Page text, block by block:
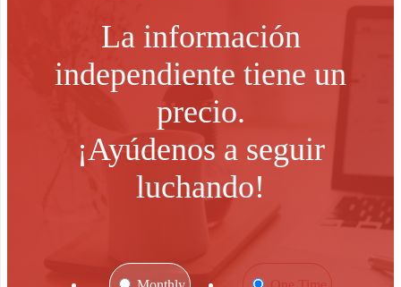
La información
independiente tiene un
precio.
¡Ayúdenos a seguir
luchando!